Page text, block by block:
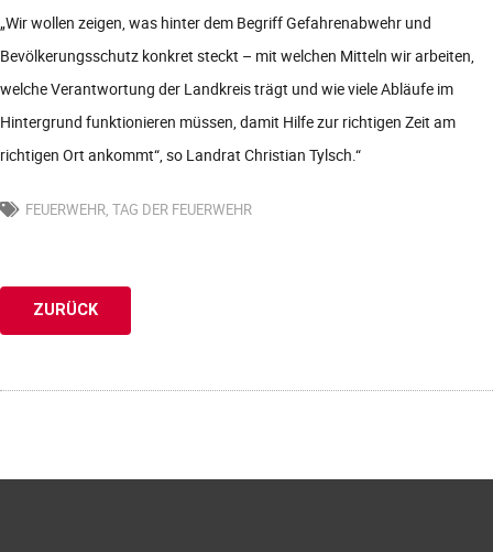
„Wir wollen zeigen, was hinter dem Begriff Gefahrenabwehr und
Bevölkerungsschutz konkret steckt – mit welchen Mitteln wir arbeiten,
welche Verantwortung der Landkreis trägt und wie viele Abläufe im
Hintergrund funktionieren müssen, damit Hilfe zur richtigen Zeit am
richtigen Ort ankommt“, so Landrat Christian Tylsch.“
FEUERWEHR, TAG DER FEUERWEHR
ZURÜCK